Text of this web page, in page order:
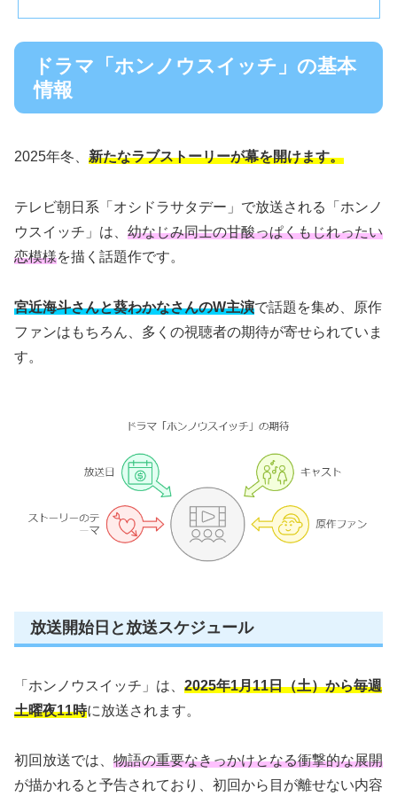
ドラマ「ホンノウスイッチ」の基本
情報
2025年冬、 新たなラブストーリーが幕を開けます。
テレビ朝日系「オシドラサタデー」で放送される「ホンノ
ウスイッチ」は、 幼なじみ同士の甘酸っぱくもじれったい
恋模様を描く話題作です。
宮近海斗さんと葵わかなさんのW主演で話題を集め、原作
ファンはもちろん、多くの視聴者の期待が寄せられていま
す。
放送開始日と放送スケジュール
「ホンノウスイッチ」は、 2025年1月11日（土）から毎週
土曜夜11時に放送されます。
初回放送では、 物語の重要なきっかけとなる衝撃的な展開
が描かれると予告されており、初回から目が離せない内容